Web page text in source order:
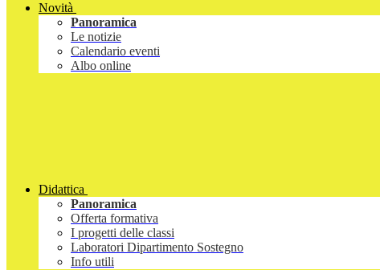
Novità
Panoramica
Le notizie
Calendario eventi
Albo online
Didattica
Panoramica
Offerta formativa
I progetti delle classi
Laboratori Dipartimento Sostegno
Info utili